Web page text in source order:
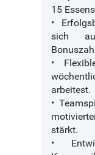
15
•
sich
•
arbeitest.
•
stärkt.
•